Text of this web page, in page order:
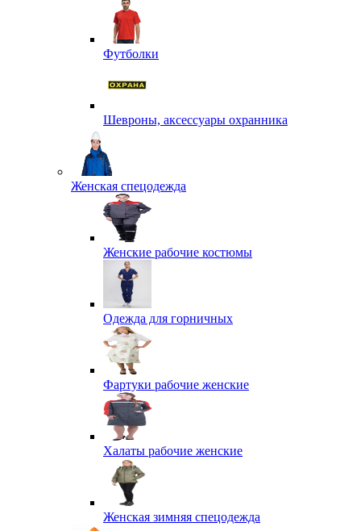
Футболки
Шевроны, аксессуары охранника
Женская спецодежда
Женские рабочие костюмы
Одежда для горничных
Фартуки рабочие женские
Халаты рабочие женские
Женская зимняя спецодежда